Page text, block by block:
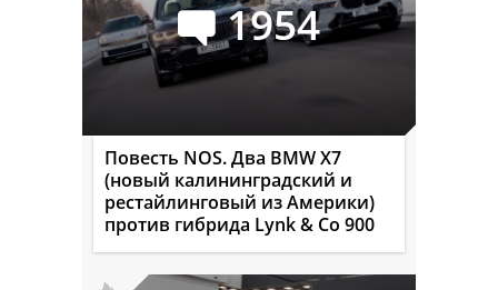
1954
Повесть NOS. Два BMW X7
(новый калининградский и
рестайлинговый из Америки)
против гибрида Lynk & Co 900